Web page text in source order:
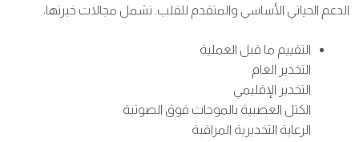
الدعم الحياتي الأساسي والمتقدم للقلب. تشمل مجالات خبرتها،
التقييم ما قبل العملية
التخدير العام
التخدير الإقليمي
الكتل العصبية بالموجات فوق الصوتية
الرعاية التخديرية المراقبة